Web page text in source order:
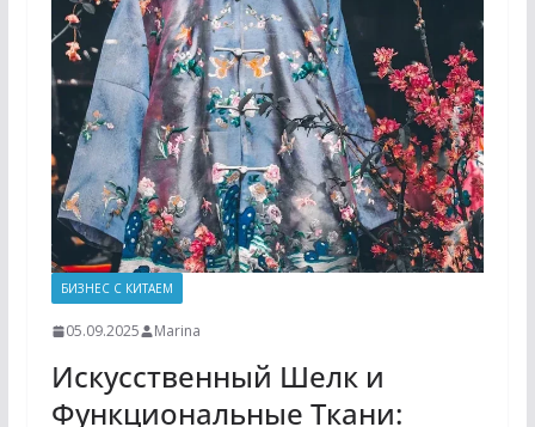
БИЗНЕС С КИТАЕМ
05.09.2025 Marina
Искусственный Шелк и
Функциональные Ткани: